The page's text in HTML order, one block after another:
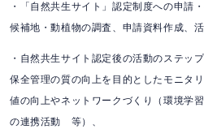
・「自然共生サイト」認定制度への申請
候補地・動植物の調査、申請資料作成、
・自然共生サイト認定後の活動のステッ
保全管理の質の向上を目的としたモニタ
値の向上やネットワークづくり（環境学
の連携活動 等）、